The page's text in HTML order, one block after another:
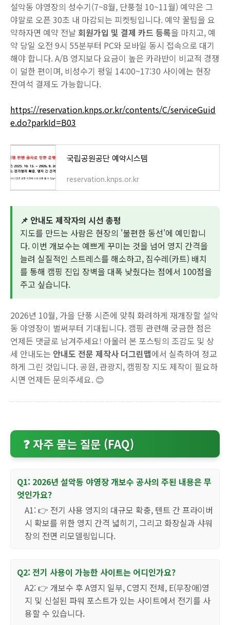
설악동 야영장의 성수기(7~8월, 단풍철 10~11월) 예약은 그
야말로 오픈 30초 내 마감되는 피켓팅입니다. 예약 꿀팁을 요
약하자면 예약 전날회원가입 및 결제 카드 등록을 마치고, 예
약 당일 오전 9시 55분부터 PC와 모바일 동시 접속으로 대기
해야 합니다. A/B 영지보다 요금이 높은 카라반이 비교적 경쟁
이 덜한 편이며, 비성수기 평일 14:00~17:30 사이에는 현장
잔여석 결제도 가능합니다.
https://reservation.knps.or.kr/contents/C/serviceGuid
e.do?parkId=B03
국립공원공단 예약시스템
reservation.knps.or.kr
📌 안내도 제작자의 시선 총평
지도를 만드는 사람은 현장의 '불편한 동선'에 예민합니
다. 이번 개보수는 예쁘게 꾸미는 것을 넘어 영지 간격을
늘려 실질적인 스트레스를 해소하고, 짐수레(카트) 배치
를 통해 캠핑 진입 장벽을 대폭 낮췄다는 점에서 100점을
주고 싶습니다.
2026년 10월, 가을 단풍 시즌에 맞춰 화려하게 재개장할 설악
동 야영장이 벌써부터 기대됩니다. 캠핑 관련해 궁금한 점은
언제든 댓글로 남겨주세요! 아울러 본 포스팅의 조감도 및 상
세 안내도는 안내도 전문 제작사 더그린맵에서 실측하여 정교
하게 그린 것입니다. 공원, 관광지, 캠핑장 지도 제작이 필요하
시면 언제든 문의주세요. 😊
❓ 자주 묻는 질문 (FAQ)
Q1: 2026년 설악동 야영장 개보수 공사의 주된 내용은 무
엇인가요?
A1: 👉 전기 사용 영지의 대규모 확충, 텐트 간 프라이버
시 확보를 위한 영지 간격 넓히기, 그리고 화장실과 샤워
장의 전면 리모델링입니다.
Q2: 전기 사용이 가능한 사이트는 어디인가요?
A2: 👉 개보수 후 A영지 일부, C영지 전체, E(무장애)영
지 및 신설된 파워 포스트가 있는 사이트에서 전기를 사
용할 수 있습니다.